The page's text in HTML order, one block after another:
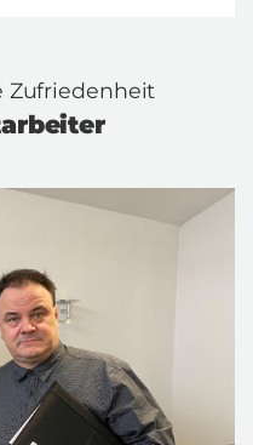
Zu­frie­den­heit